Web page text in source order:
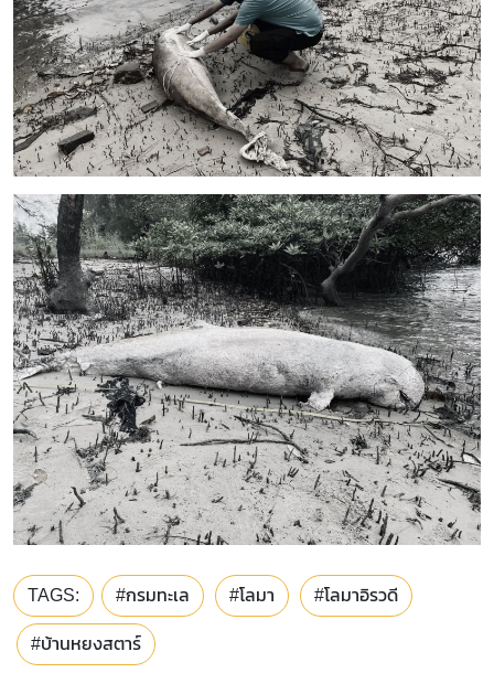
TAGS: #กรมทะเล #โลมา #โลมาอิรวดี
#บ้านหยงสตาร์